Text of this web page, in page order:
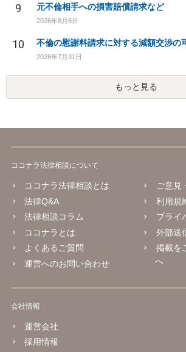
9 元不倫相手への損害賠償請求など
2026年8月6日
10 不倫の慰謝料請求に対する減額交渉の
2026年7月31日
もっと見る
ココナラ法律相談について
ココナラ法律相談とは
法律Q&A
法律相談コラム
ココナラとは
よくあるご質問
運営へのお問い合わせ
ご意見
利用規
プライ
外部送
掲載を
へ
会社情報
運営会社
採用情報